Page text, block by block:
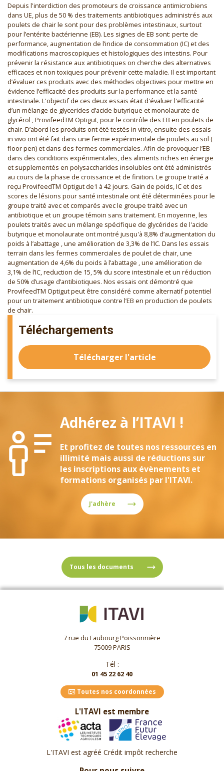
Téléchargements
Télécharger l'article
Depuis l'interdiction des promoteurs de croissance antimicrobiens
dans UE, plus de 50 % des traitements antibiotiques administrés aux
poulets de chair le sont pour des problèmes intestinaux, surtout
pour l’entérite bactérienne (EB). Les signes de EB sont: perte de
performance, augmentation de l’indice de consommation (IC) et des
modifications macroscopiques et histologiques des intestins. Pour
prévenir la résistance aux antibiotiques on cherche des alternatives
efficaces et non toxiques pour prévenir cette maladie. Il est important
d’évaluer ces produits avec des méthodes objectives pour mettre en
évidence l’efficacité des produits sur la performance et la santé
intestinale. L'objectif de ces deux essais était d'évaluer l'efficacité
d’un mélange de glycerides d’acide butyrique et monolaurate de
glycérol , ProvifeedTM Optigut, pour le contrôle des EB en poulets de
chair. D’abord les produits ont été testés in vitro, ensuite des essais
in vivo ont été fait dans une ferme expérimentale de poulets au sol (
floor pen) et dans des fermes commerciales. Afin de provoquer l’EB
dans des conditions expérimentales, des aliments riches en énergie
et supplementés en polysaccharides insolubles ont été administrés
au cours de la phase de croissance et de finition. Le groupe traité a
reçu ProvifeedTM Optigut de1 à 42 jours. Gain de poids, IC et des
scores de lésions pour santé intestinale ont été déterminées pour le
groupe traité avec et comparés avec le groupe traité avec un
antibiotique et un groupe témoin sans traitement. En moyenne, les
poulets traités avec un mélange spécifique de glycérides de l'acide
butyrique et monolaurate ont montré jusqu'à 8,8% d’augmentation du
poids à l’abattage , une amélioration de 3,3% de l’IC. Dans les essais
terrain dans les fermes commerciales de poulet de chair, une
augmentation de 4,6% du poids à l’abattage , une amélioration de
3,1% de l’IC, reduction de 15, 5% du score intestinale et un réduction
de 50% d’usage d’antibiotiques. Nos essais ont démontré que
ProvifeedTM Optigut peut être considéré comme alternatif potentiel
pour un traitement antibiotique contre l’EB en production de poulets
de chair.
Adhérez à l’ITAVI !
Et profitez de toutes nos ressources en
illimité mais aussi de réductions sur
les inscriptions aux évènements et
formations organisés par l'ITAVI.
J'adhère
Tous les documents
7 rue du Faubourg Poissonnière
75009 PARIS
Tél :
01 45 22 62 40
Toutes nos coordonnées
L'ITAVI est membre
L'ITAVI est agréé Crédit impôt recherche